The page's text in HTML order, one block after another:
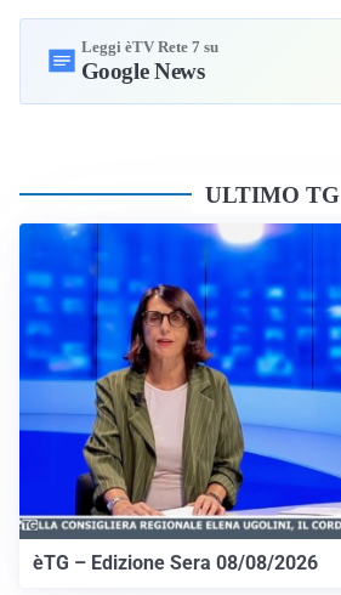
Leggi èTV Rete 7 su
Google News
ULTIMO TG
èTG – Edizione Sera 08/08/2026